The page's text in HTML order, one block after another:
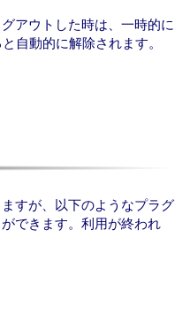
アウトした時は、一時的に
自動的に解除されます。
すが、以下のようなプラグ
できます。利用が終われ